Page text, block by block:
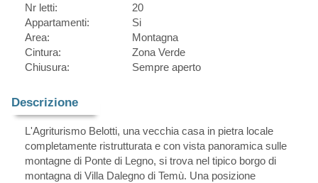
Nr letti:
Appartamenti:
Area:
Cintura:
Chiusura:
20
Si
Montagna
Zona Verde
Sempre aperto
Descrizione
L'Agriturismo Belotti, una vecchia casa in pietra locale
completamente ristrutturata e con vista panoramica sulle
montagne di Ponte di Legno, si trova nel tipico borgo di
montagna di Villa Dalegno di Temù. Una posizione